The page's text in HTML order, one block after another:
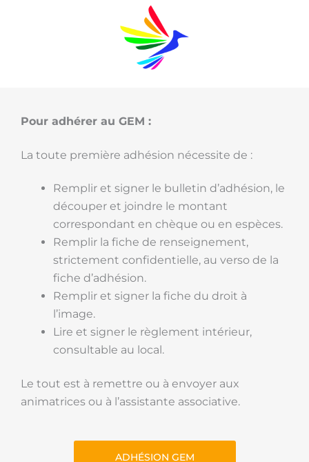
Pour adhérer au GEM :
La toute première adhésion nécessite de :
Remplir et signer le bulletin d’adhésion, le
découper et joindre le montant
correspondant en chèque ou en espèces.
Remplir la fiche de renseignement,
strictement confidentielle, au verso de la
fiche d’adhésion.
Remplir et signer la fiche du droit à
l’image.
Lire et signer le règlement intérieur,
consultable au local.
Le tout est à remettre ou à envoyer aux
animatrices ou à l’assistante associative.
ADHÉSION GEM